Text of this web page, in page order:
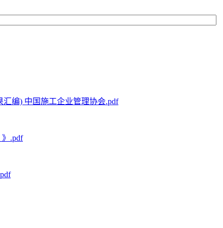
编) 中国施工企业管理协会.pdf
.pdf